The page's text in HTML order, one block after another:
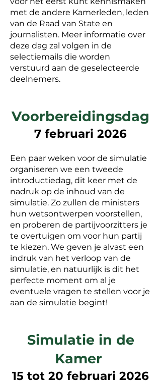
met de andere Kamerleden, leden
van de Raad van State en
journalisten. Meer informatie over
deze dag zal volgen in de
selectiemails die worden
verstuurd aan de geselecteerde
deelnemers.
Voorbereidingsdag
7 februari 2026
Een paar weken voor de simulatie
organiseren we een tweede
introductiedag, dit keer met de
nadruk op de inhoud van de
simulatie. Zo zullen de ministers
hun wetsontwerpen voorstellen,
en proberen de partijvoorzitters je
te overtuigen om voor hun partij
te kiezen. We geven je alvast een
indruk van het verloop van de
simulatie, en natuurlijk is dit het
perfecte moment om al je
eventuele vragen te stellen voor je
aan de simulatie begint!
Simulatie in de
Kamer
15 tot 20 februari 2026